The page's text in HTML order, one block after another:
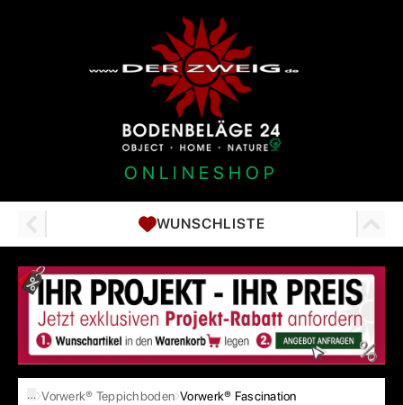
ONLINESHOP
WUNSCHLISTE
… Vorwerk® Teppichboden Vorwerk® Fascination